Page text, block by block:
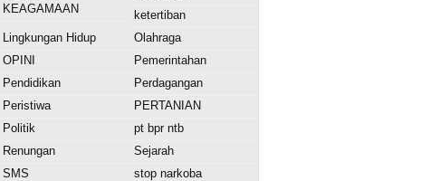
KEAGAMAAN
ketertiban
Lingkungan Hidup
Olahraga
OPINI
Pemerintahan
Pendidikan
Perdagangan
Peristiwa
PERTANIAN
Politik
pt bpr ntb
Renungan
Sejarah
SMS
stop narkoba